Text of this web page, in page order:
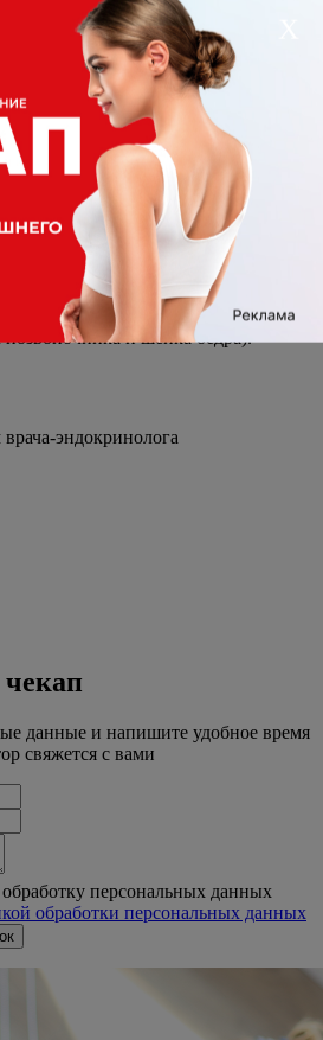
натощак или соблюдать 8-12
нагрузки за 24 часа;
в течение 1 часа до
острую, соленую пищу,
изменяющие цвет мочи (например,
12 часов;
препаратов.
с ЦДК;
(стандартные отведения -
и шейка бедра).
эндокринолога
данные и напишите удобное время
свяжется с вами
персональных данных
обработки персональных данных